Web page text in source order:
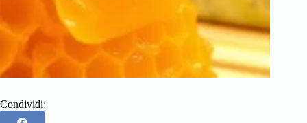
Condividi: